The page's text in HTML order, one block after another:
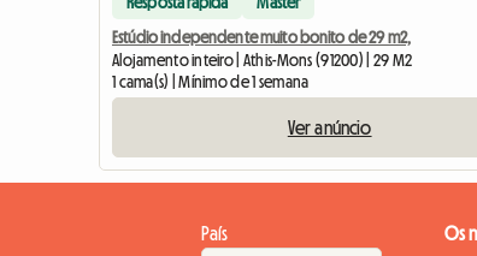
Estúdio independente muito bonito de 29 m2,
Alojamento inteiro | Athis-Mons (91200) | 29 M2
1 cama(s) | Mínimo de 1 semana
Ver anúncio
País Os